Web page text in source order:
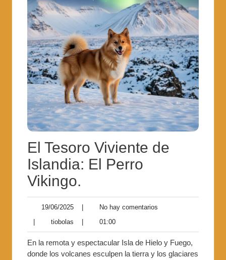
El Tesoro Viviente de
Islandia: El Perro
Vikingo.
19/06/2025
No hay comentarios
tiobolas 01:00
En la remota y espectacular Isla de Hielo y Fuego,
donde los volcanes esculpen la tierra y los glaciares